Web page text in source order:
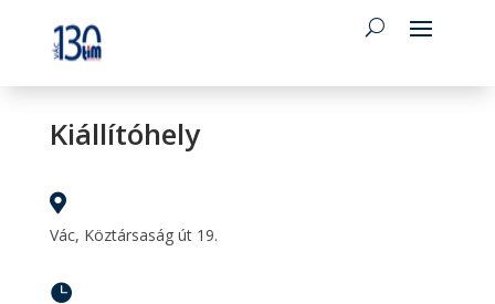
Kiállítóhely

Vác, Köztársaság út 19.
